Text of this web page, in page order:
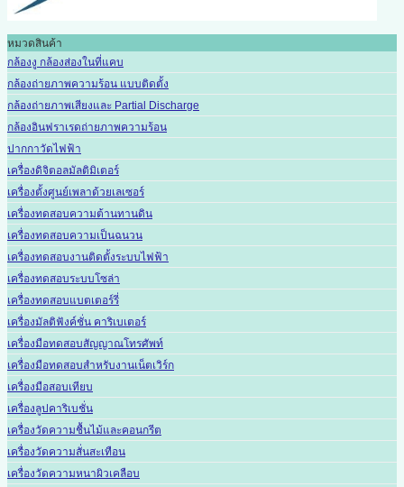
หมวดสินค้า
กล้องงู กล้องส่องในที่แคบ
กล้องถ่ายภาพความร้อน แบบติดตั้ง
กล้องถ่ายภาพเสียงและ Partial Discharge
กล้องอินฟราเรดถ่ายภาพความร้อน
ปากกาวัดไฟฟ้า
เครื่องดิจิตอลมัลติมิเตอร์
เครื่องตั้งศูนย์เพลาด้วยเลเซอร์
เครื่องทดสอบความต้านทานดิน
เครื่องทดสอบความเป็นฉนวน
เครื่องทดสอบงานติดตั้งระบบไฟฟ้า
เครื่องทดสอบระบบโซล่า
เครื่องทดสอบแบตเตอร์รี่
เครื่องมัลติฟังค์ชั่น คาริเบเตอร์
เครื่องมือทดสอบสัญญาณโทรศัพท์
เครื่องมือทดสอบสำหรับงานเน็ตเวิร์ก
เครื่องมือสอบเทียบ
เครื่องลูปคาริเบชั่น
เครื่องวัดความชื้นไม้และคอนกรีต
เครื่องวัดความสั่นสะเทือน
เครื่องวัดความหนาผิวเคลือบ